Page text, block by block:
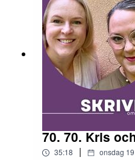
70. 70. Kris
35:18 | onsdag